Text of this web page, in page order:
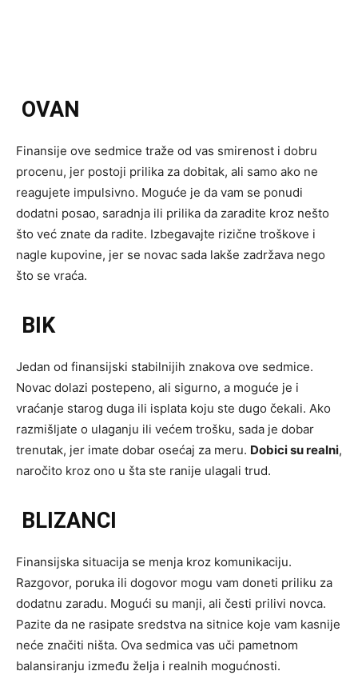
OVAN
Finansije ove sedmice traže od vas smirenost i dobru
procenu, jer postoji prilika za dobitak, ali samo ako ne
reagujete impulsivno. Moguće je da vam se ponudi
dodatni posao, saradnja ili prilika da zaradite kroz nešto
što već znate da radite. Izbegavajte rizične troškove i
nagle kupovine, jer se novac sada lakše zadržava nego
što se vraća.
BIK
Jedan od finansijski stabilnijih znakova ove sedmice.
Novac dolazi postepeno, ali sigurno, a moguće je i
vraćanje starog duga ili isplata koju ste dugo čekali. Ako
razmišljate o ulaganju ili većem trošku, sada je dobar
trenutak, jer imate dobar osećaj za meru. Dobici su realni,
naročito kroz ono u šta ste ranije ulagali trud.
BLIZANCI
Finansijska situacija se menja kroz komunikaciju.
Razgovor, poruka ili dogovor mogu vam doneti priliku za
dodatnu zaradu. Mogući su manji, ali česti prilivi novca.
Pazite da ne rasipate sredstva na sitnice koje vam kasnije
neće značiti ništa. Ova sedmica vas uči pametnom
balansiranju između želja i realnih mogućnosti.